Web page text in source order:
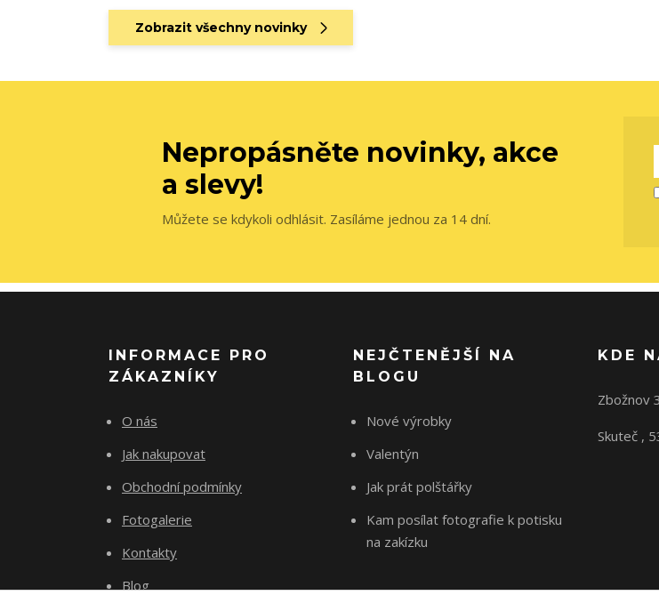
Zobrazit všechny novinky
Nepropásněte novinky, akce
a slevy!
Můžete se kdykoli odhlásit. Zasíláme jednou za 14 dní.
INFORMACE PRO
ZÁKAZNÍKY
O nás
Jak nakupovat
Obchodní podmínky
Fotogalerie
Kontakty
Blog
NEJČTENĚJŠÍ NA
BLOGU
Nové výrobky
Valentýn
Jak prát polštářky
Kam posílat fotografie k potisku
na zakízku
KDE
Zbožnov
Skuteč ,